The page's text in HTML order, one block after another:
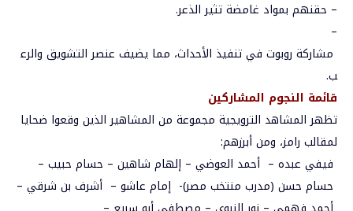
– حقنهم بمواد غامضةتثير الذعر.
–
مشاركة روبوت فيتنفيذ الأحداث، مما يضيف عنصر التشويق والرع
ب.
قائمة النجوم المشاركين
تظهر المشاهد الترويجية مجموعة من المشاهير الذين وقعوا ضحايا
لمقالب رامز، ومنأبرزهم:
فيفي عبده – أحمد العوضي – إلهام شاهين – حسام حبيب –
حسام حسن (مدرب منتخب مصر)- إمام عاشو – أشرف بن شرقي –